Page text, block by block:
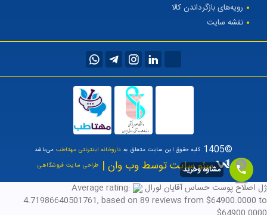
رویه‌های بازگرداندن کالا
نقشه سایت
©1405 کلیه حقوق این سایت متعلق به داروخانه اینترنتی مهتاطبمی‌باشد
سئو سایت توسط وب وان | طراحی سایت فروشگاهی
ژل اصلاح پوست حساس آقایان لورال
Average rating:
4.71986640501761, based on 89 reviews from $64900.0000 to
مشاوه وخرید